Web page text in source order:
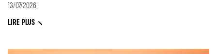
13/07/2026
LIRE PLUS